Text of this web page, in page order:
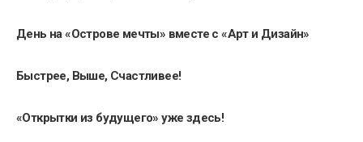
День на «Острове мечты» вместе с «Арт и Дизайн»
Быстрее, Выше, Счастливее!
«Открытки из будущего» уже здесь!